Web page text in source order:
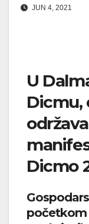
JUN 4, 2021
U
Dicmu,
Dicmo
početkom